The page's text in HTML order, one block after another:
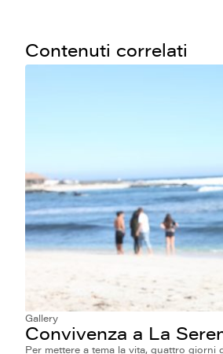
Contenuti correlati
Gallery
Convivenza a La
Per mettere a tema la vita, quattro giorni